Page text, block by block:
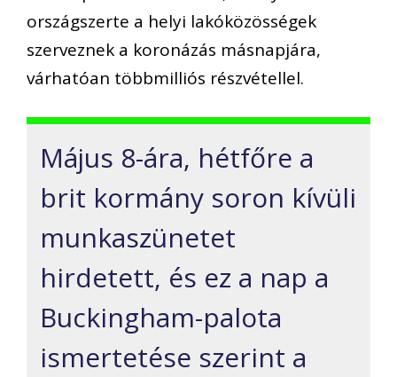
országszerte a helyi lakóközösségek
szerveznek a koronázás másnapjára,
várhatóan többmilliós részvétellel.
Május 8-ára, hétfőre a
brit kormány soron kívüli
munkaszünetet
hirdetett, és ez a nap a
Buckingham-palota
ismertetése szerint a